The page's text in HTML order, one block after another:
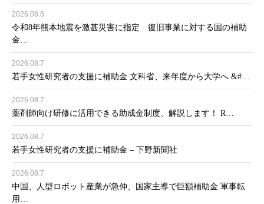
2026.08.8
令和8年熊本地震を激甚災害に指定 復旧事業に対する国の補助
金…
2026.08.7
若手女性研究者の支援に補助金 文科省、来年度から大学へ &#…
2026.08.7
薬剤師向け研修に活用できる助成金制度、解説します！ R…
2026.08.7
若手女性研究者の支援に補助金 – 下野新聞社
2026.08.7
中国、人型ロボット産業が急伸、国家主導で巨額補助金 軍事転
用…